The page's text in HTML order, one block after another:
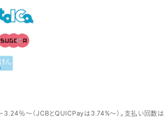
％～（JCBとQUICPayは3.74%～）。支払い回数